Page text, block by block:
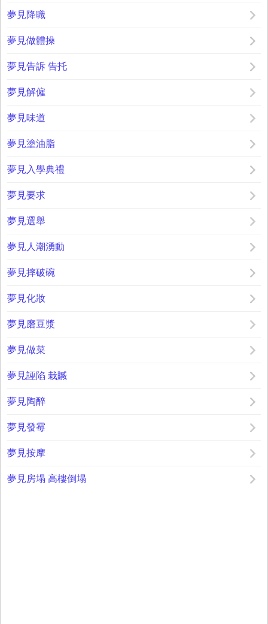
夢見降職
夢見做體操
夢見告訴 告托
夢見解僱
夢見味道
夢見塗油脂
夢見入學典禮
夢見要求
夢見選舉
夢見人潮湧動
夢見摔破碗
夢見化妝
夢見磨豆漿
夢見做菜
夢見誣陷 栽贓
夢見陶醉
夢見發霉
夢見按摩
夢見房塌 高樓倒塌